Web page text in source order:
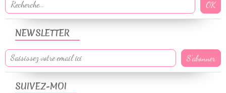
NEWSLETTER
SUIVEZ-MOI